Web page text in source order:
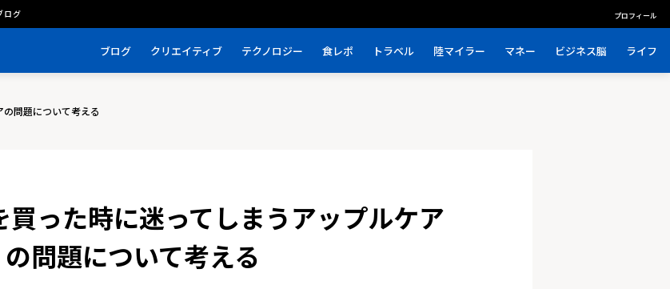
ログ プロフィール
ブログ クリエイティブ テクノロジー 食レポ トラベル 陸マイラー マネー ビジネス脳 ライフ
問題について考える
った時に迷ってしまうアップルケア
の問題について考える